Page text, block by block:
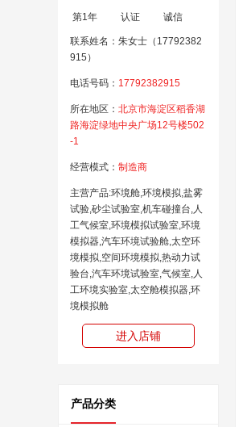
第1年 认证 诚信
联系姓名：朱女士（17792382
915）
电话号码： 17792382915
所在地区： 北京市海淀区稻香湖
路海淀绿地中央广场12号楼502
-1
经营模式： 制造商
主营产品:环境舱,环境模拟,盐雾
试验,砂尘试验室,机车碰撞台,人
工气候室,环境模拟试验室,环境
模拟器,汽车环境试验舱,太空环
境模拟,空间环境模拟,热动力试
验台,汽车环境试验室,气候室,人
工环境实验室,太空舱模拟器,环
境模拟舱
进入店铺
产品分类